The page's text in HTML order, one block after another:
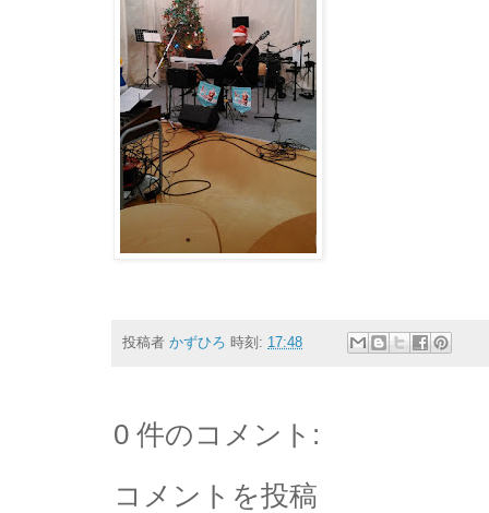
投稿者 かずひろ 時刻: 17:48
0 件のコメント:
コメントを投稿